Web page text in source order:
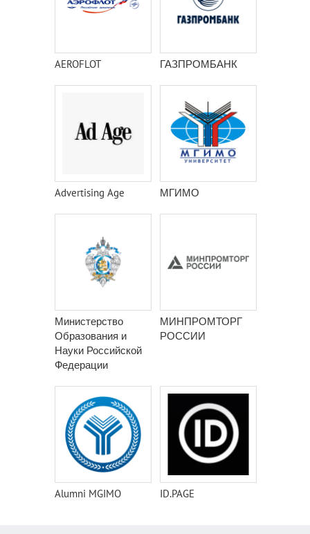
AEROFLOT ГАЗПРОМБАНК
Advertising Age МГИМО
Министерство
Образования и
Науки Российской
Федерации
МИНПРОМТОРГ
РОССИИ
Alumni MGIMO ID.PAGE